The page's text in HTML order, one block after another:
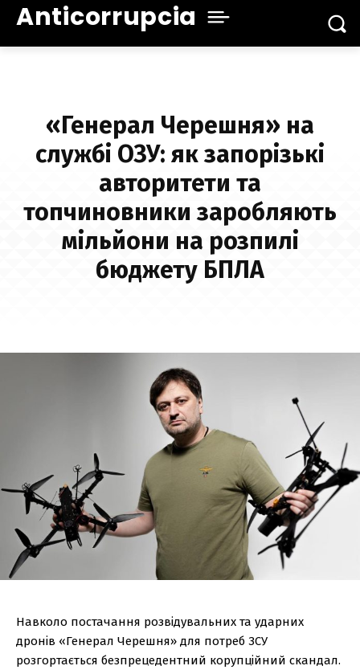
Anticorrupcia
«Генерал Черешня» на
службі ОЗУ: як запорізькі
авторитети та
топчиновники заробляють
мільйони на розпилі
бюджету БПЛА
Навколо постачання розвідувальних та ударних
дронів «Генерал Черешня» для потреб ЗСУ
розгортається безпрецедентний корупційний скандал.